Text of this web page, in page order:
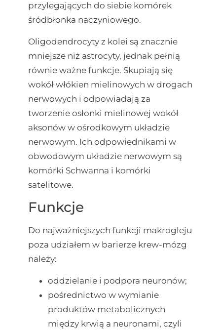
przylegających do siebie komórek
śródbłonka naczyniowego.
Oligodendrocyty z kolei są znacznie
mniejsze niż astrocyty, jednak pełnią
równie ważne funkcje. Skupiają się
wokół włókien mielinowych w drogach
nerwowych i odpowiadają za
tworzenie osłonki mielinowej wokół
aksonów w ośrodkowym układzie
nerwowym. Ich odpowiednikami w
obwodowym układzie nerwowym są
komórki Schwanna i komórki
satelitowe.
Funkcje
Do najważniejszych funkcji makrogleju
poza udziałem w barierze krew-mózg
należy:
oddzielanie i podpora neuronów;
pośrednictwo w wymianie
produktów metabolicznych
między krwią a neuronami, czyli